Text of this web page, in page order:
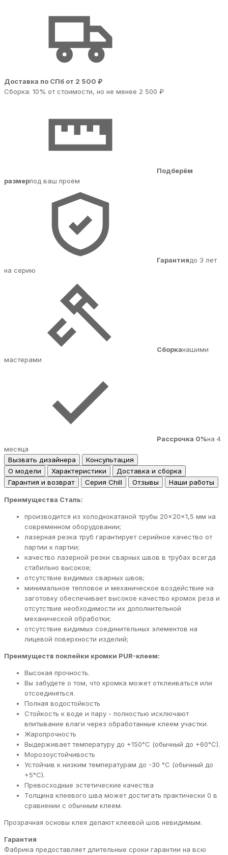
Доставка по СПб от 2 500 ₽
Сборка: 10% от стоимости, но не менее 2 500 ₽
Подберём
размерпод ваш проём
Гарантиядо 3 лет
на серию
Сборканашими
мастерами
Рассрочка 0%на 4
месяца
Вызвать дизайнера
Консультация
О модели
Характеристики
Доставка и сборка
Гарантия и возврат
Серия Chill Отзывы Наши работы
Преимущества Сталь:
производится из холоднокатаной трубы 20×20×1,5 мм на
современном оборудовании;
лазерная резка труб гарантирует серийное качество от
партии к партии;
качество лазерной резки сварных швов в трубах всегда
стабильно высокое;
отсутствие видимых сварных швов;
минимальное тепловое и механическое воздействие на
заготовку обеспечивает высокое качество кромок реза и
отсутствие необходимости их дополнительной
механической обработки;
отсутствие видимых соединительных элементов на
лицевой поверхности изделий;
Преимуществ поклейки кромки PUR-клеем:
Высокая прочность.
Вы забудете о том, что кромка может отклеиваться или
отсоединяться.
Полная водостойкость
Стойкость к воде и пару - полностью исключают
впитывание влаги через обработанные клеем участки.
Жаропрочность
Выдерживает температуру до +150°C (обычный до +60°C).
Морозоустойчивость
Устойчив к низким температурам до -30 °C (обычный до
+5°C).
Превосходные эстетические качества
Толщина клеевого шва может достигать практически 0 в
сравнении с обычным клеем.
Прозрачная основы клея делают клеевой шов невидимым.
Гарантия
Фабрика предоставляет длительные сроки гарантии на всю